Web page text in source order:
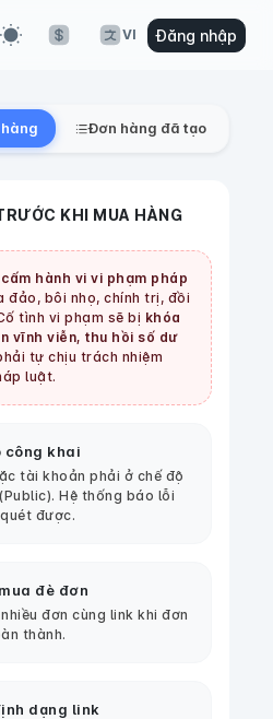
VI Đăng nhập
Đơn hàng đã tạo
KHI MUA HÀNG
hành vi vi phạm pháp
đảo, bôi nhọ, chính trị, đồi
tình vi phạm sẽ bị khóa
vĩnh viễn, thu hồi số dư
tự chịu trách nhiệm
luật.
công khai
tài khoản phải ở chế độ
Hệ thống báo lỗi
được.
đè đơn
đơn cùng link khi đơn
thành.
dạng link